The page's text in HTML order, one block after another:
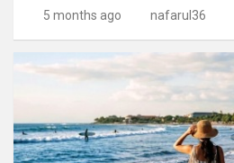
5 months ago nafarul36